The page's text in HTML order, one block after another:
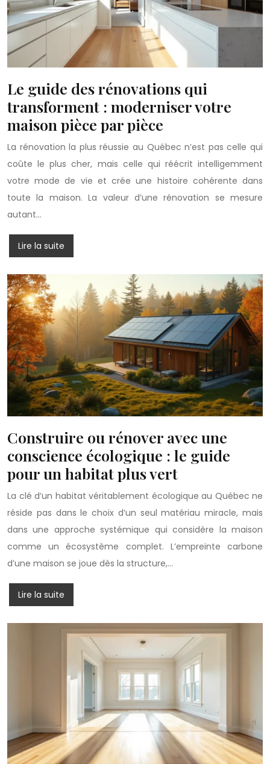
Le guide des rénovations qui
transforment : moderniser votre
maison pièce par pièce
La rénovation la plus réussie au Québec n’est pas celle qui
coûte le plus cher, mais celle qui réécrit intelligemment
votre mode de vie et crée une histoire cohérente dans
toute la maison. La valeur d’une rénovation se mesure
autant…
Lire la suite
Construire ou rénover avec une
conscience écologique : le guide
pour un habitat plus vert
La clé d’un habitat véritablement écologique au Québec ne
réside pas dans le choix d’un seul matériau miracle, mais
dans une approche systémique qui considère la maison
comme un écosystème complet. L’empreinte carbone
d’une maison se joue dès la structure,…
Lire la suite